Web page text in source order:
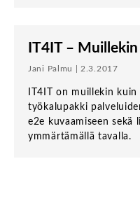
IT4IT –
Jani Palmu | 2.3.2017
IT4IT on muillekin
työkalupakki
e2e kuvaamiseen
ymmärtämällä tavalla.